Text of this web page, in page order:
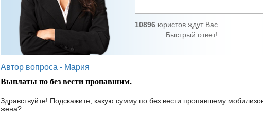
10896 юристов ждут Вас
Быстрый ответ!
Автор вопроса - Мария
Выплаты по без вести пропавшим.
Здравствуйте! Подскажите, какую сумму по без вести пропавшему
жена?